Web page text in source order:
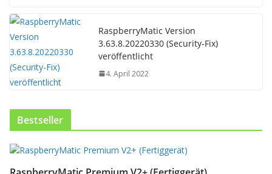
RaspberryMatic Version
3.63.8.20220330 (Security-Fix)
veröffentlicht
4. April 2022
Bestseller
D